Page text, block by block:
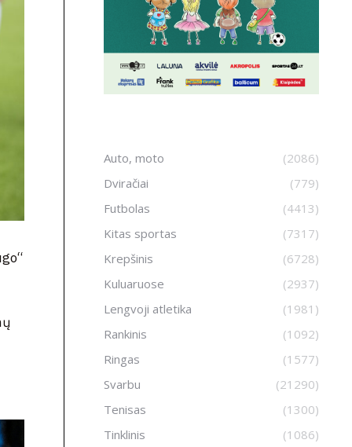
Auto, moto
(2086)
Dviračiai
(779)
Futbolas
(4413)
Kitas sportas
(7317)
Krepšinis
(6728)
Kuluaruose
(2937)
Lengvoji atletika
(1981)
Rankinis
(1092)
Ringas
(1577)
Svarbu
(21290)
Tenisas
(1300)
Tinklinis
(1086)